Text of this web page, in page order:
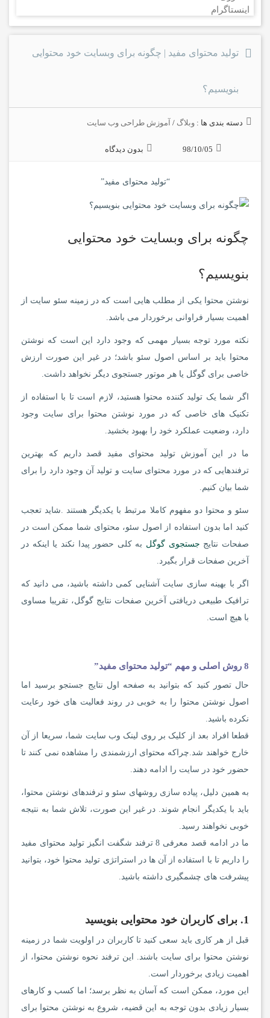
تولید محتوای مفید | چگونه برای وبسایت خود محتوایی
بنویسیم؟
دسته بندی ها : وبلاگ / آموزش طراحی وب سایت
98/10/05 بدون دیدگاه
“تولید محتوای مفید”
چگونه برای وبسایت خود محتوایی
بنویسیم؟
نوشتن محتوا یکی از مطلب هایی است که در زمینه سئو سایت از
اهمیت بسیار فراوانی برخوردار می باشد.
نکته مورد توجه بسیار مهمی که وجود دارد این است که نوشتن
محتوا باید بر اساس اصول سئو باشد؛ در غیر این صورت ارزش
خاصی برای گوگل یا هر موتور جستجوی دیگر نخواهد داشت.
اگر شما یک تولید کننده محتوا هستید، لازم است تا با استفاده از
تکنیک های خاصی که در مورد نوشتن محتوا برای سایت وجود
دارد، وضعیت عملکرد خود را بهبود بخشید.
ما در این آموزش تولید محتوای مفید قصد داریم که بهترین
ترفندهایی که در مورد محتوای سایت و تولید آن وجود دارد را برای
شما بیان کنیم.
سئو و محتوا دو مفهوم کاملا مرتبط با یکدیگر هستند .شاید تعجب
کنید اما بدون استفاده از اصول سئو، محتوای شما ممکن است در
صفحات نتایج جستجوی گوگل به کلی حضور پیدا نکند یا اینکه در
آخرین صفحات قرار بگیرد.
اگر با بهینه سازی سایت آشنایی کمی داشته باشید، می دانید که
ترافیک طبیعی دریافتی آخرین صفحات نتایج گوگل، تقریبا مساوی
با هیچ است.
8 روش اصلی و مهم “تولید محتوای مفید”
حال تصور کنید که بتوانید به صفحه اول نتایج جستجو برسید اما
اصول نوشتن محتوا را به خوبی در روند فعالیت های خود رعایت
نکرده باشید.
قطعا افراد بعد از کلیک بر روی لینک وب سایت شما، سریعا از آن
خارج خواهند شد.چراکه محتوای ارزشمندی را مشاهده نمی کنند تا
حضور خود در سایت را ادامه دهند.
به همین دلیل، پیاده سازی روشهای سئو و ترفندهای نوشتن محتوا،
باید با یکدیگر انجام شوند. در غیر این صورت، تلاش شما به نتیجه
خوبی نخواهند رسید.
ما در ادامه قصد معرفی 8 ترفند شگفت انگیز تولید محتوای مفید
را داریم تا با استفاده از آن ها در استراتژی تولید محتوا خود، بتوانید
پیشرفت های چشمگیری داشته باشید.
1. برای کاربران خود محتوایی بنویسید
قبل از هر کاری باید سعی کنید تا کاربران در اولویت شما در زمینه
نوشتن محتوا برای سایت باشند. این ترفند نحوه نوشتن محتوا، از
اهمیت زیادی برخوردار است.
این مورد، ممکن است که آسان به نظر برسد؛ اما کسب و کارهای
بسیار زیادی بدون توجه به این قضیه، شروع به نوشتن محتوا برای